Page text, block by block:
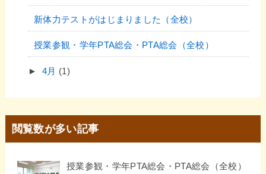
新体力テストがはじまりました（全校）
授業参観・学年PTA総会・PTA総会（全校）
► 4月 (1)
閲覧数が多い記事
授業参観・学年PTA総会・PTA総会（全校）